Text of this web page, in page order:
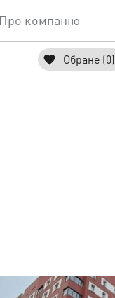
Про компанію
Обране (0)